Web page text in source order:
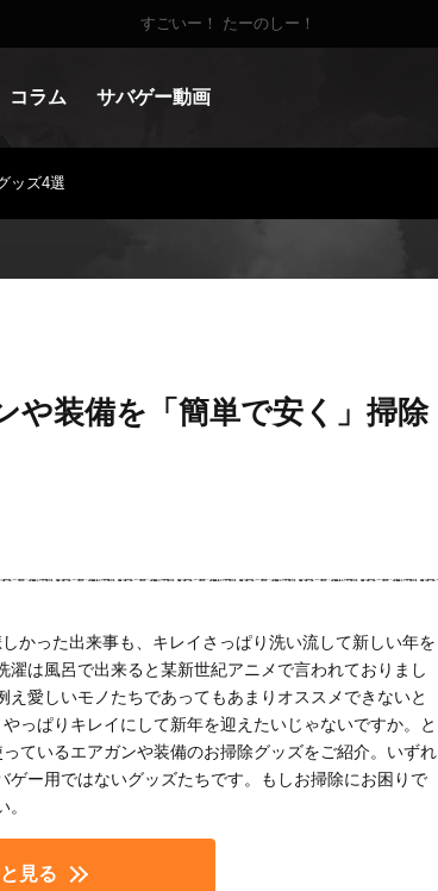
すごいー！ たーのしー！
コラム サバゲー動画
ッズ4選
や装備を「簡単で安く」掃除
かった出来事も、キレイさっぱり洗い流して新しい年を
は風呂で出来ると某新世紀アニメで言われておりまし
愛しいモノたちであってもあまりオススメできないと
っぱりキレイにして新年を迎えたいじゃないですか。と
ているエアガンや装備のお掃除グッズをご紹介。いずれ
ー用ではないグッズたちです。もしお掃除にお困りで
見る